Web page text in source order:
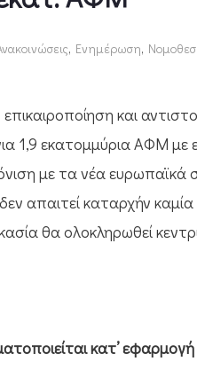
, Ενημέρωση,
και
1,9 εκατομμύρια ΑΦΜ με
με τα νέα
απαιτεί καταρχήν
θα ολοκληρωθεί
κατ’